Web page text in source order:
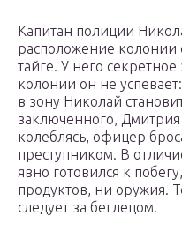
Капитан полиции
расположение колонии
тайге. У него
колонии он не
в зону Николай
заключенного,
колеблясь, офицер
преступником. В
явно готовился к
продуктов, ни оружия.
следует за беглецом.